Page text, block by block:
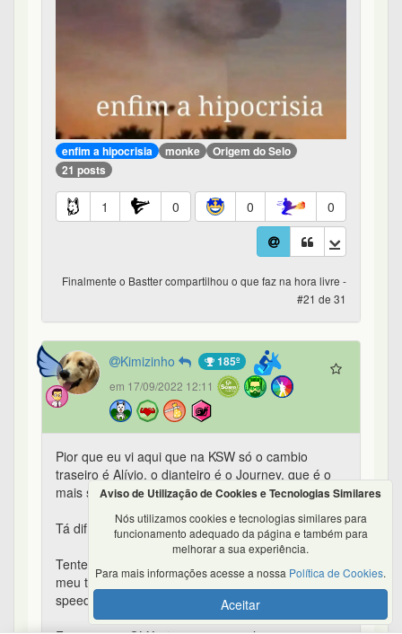
enfim a hipocrisia monke
Origem do Selo
21 posts
1 0 0 0
Finalmente o Bastter compartilhou o que faz na hora livre -
#21 de 31
Kimizinho 185º
em 17/09/2022 12:11
Pior que eu vi aqui que na KSW só o cambio
traseiro é Alívio, o dianteiro é o Journey, que é o
mais simples.
Tá difícil viu...
Tentei procurar algo usado aqui na OLX mas no
meu tamanho não é tão fácil (19 MTB ou 56
speed).
Aviso de Utilização de Cookies e Tecnologias Similares
Nós utilizamos cookies e tecnologias similares para
funcionamento adequado da página e também para
melhorar a sua experiência.
Para mais informações acesse a nossa Política de Cookies.
Aceitar